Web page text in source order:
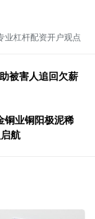
业杠杆配资开户观点
被害人追回欠薪
铜业铜阳极泥稀
航